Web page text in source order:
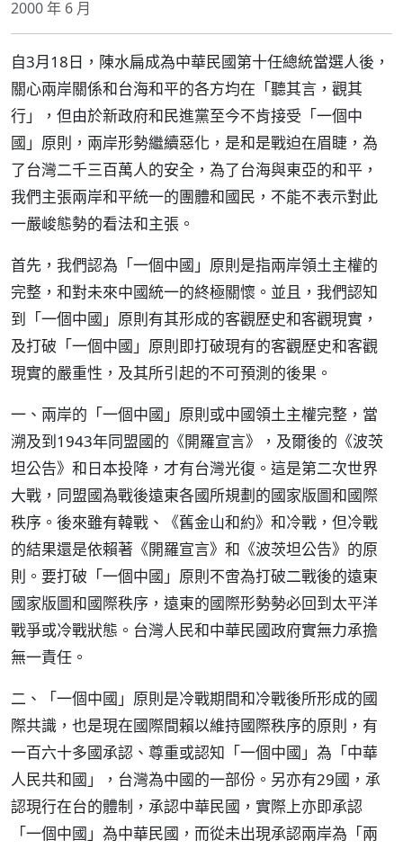
2000 年 6 月
自3月18日，陳水扁成為中華民國第十任總統當選人後，
關心兩岸關係和台海和平的各方均在「聽其言，觀其
行」，但由於新政府和民進黨至今不肯接受「一個中
國」原則，兩岸形勢繼續惡化，是和是戰迫在眉睫，為
了台灣二千三百萬人的安全，為了台海與東亞的和平，
我們主張兩岸和平統一的團體和國民，不能不表示對此
一嚴峻態勢的看法和主張。
首先，我們認為「一個中國」原則是指兩岸領土主權的
完整，和對未來中國統一的終極關懷。並且，我們認知
到「一個中國」原則有其形成的客觀歷史和客觀現實，
及打破「一個中國」原則即打破現有的客觀歷史和客觀
現實的嚴重性，及其所引起的不可預測的後果。
一、兩岸的「一個中國」原則或中國領土主權完整，當
溯及到1943年同盟國的《開羅宣言》，及爾後的《波茨
坦公告》和日本投降，才有台灣光復。這是第二次世界
大戰，同盟國為戰後遠東各國所規劃的國家版圖和國際
秩序。後來雖有韓戰、《舊金山和約》和冷戰，但冷戰
的結果還是依賴著《開羅宣言》和《波茨坦公告》的原
則。要打破「一個中國」原則不啻為打破二戰後的遠東
國家版圖和國際秩序，遠東的國際形勢勢必回到太平洋
戰爭或冷戰狀態。台灣人民和中華民國政府實無力承擔
無一責任。
二、「一個中國」原則是冷戰期間和冷戰後所形成的國
際共識，也是現在國際間賴以維持國際秩序的原則，有
一百六十多國承認、尊重或認知「一個中國」為「中華
人民共和國」，台灣為中國的一部份。另亦有29國，承
認現行在台的體制，承認中華民國，實際上亦即承認
「一個中國」為中華民國，而從未出現承認兩岸為「兩